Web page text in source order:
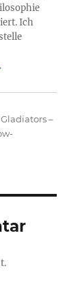
Ich
.
Kategorien
Gladiators –